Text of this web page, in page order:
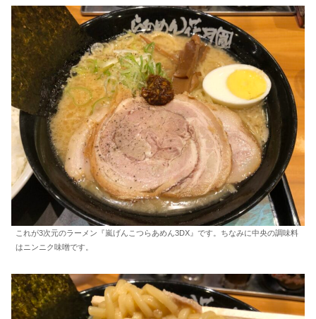
これが3次元のラーメン『嵐げんこつらあめん3DX』です。ちなみに中央の調味料
はニンニク味噌です。